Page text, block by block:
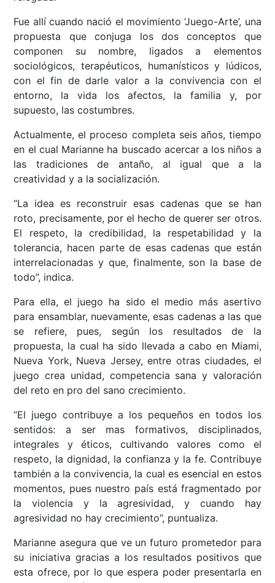
Fue allí cuando nació el movimiento ‘Juego-Arte’, una
propuesta que conjuga los dos conceptos que
componen su nombre, ligados a elementos
sociológicos, terapéuticos, humanísticos y lúdicos,
con el fin de darle valor a la convivencia con el
entorno, la vida los afectos, la familia y, por
supuesto, las costumbres.
Actualmente, el proceso completa seis años, tiempo
en el cual Marianne ha buscado acercar a los niños a
las tradiciones de antaño, al igual que a la
creatividad y a la socialización.
“La idea es reconstruir esas cadenas que se han
roto, precisamente, por el hecho de querer ser otros.
El respeto, la credibilidad, la respetabilidad y la
tolerancia, hacen parte de esas cadenas que están
interrelacionadas y que, finalmente, son la base de
todo”, indica.
Para ella, el juego ha sido el medio más asertivo
para ensamblar, nuevamente, esas cadenas a las que
se refiere, pues, según los resultados de la
propuesta, la cual ha sido llevada a cabo en Miami,
Nueva York, Nueva Jersey, entre otras ciudades, el
juego crea unidad, competencia sana y valoración
del reto en pro del sano crecimiento.
“El juego contribuye a los pequeños en todos los
sentidos: a ser mas formativos, disciplinados,
integrales y éticos, cultivando valores como el
respeto, la dignidad, la confianza y la fe. Contribuye
también a la convivencia, la cual es esencial en estos
momentos, pues nuestro país está fragmentado por
la violencia y la agresividad, y cuando hay
agresividad no hay crecimiento”, puntualiza.
Marianne asegura que ve un futuro prometedor para
su iniciativa gracias a los resultados positivos que
esta ofrece, por lo que espera poder presentarla en